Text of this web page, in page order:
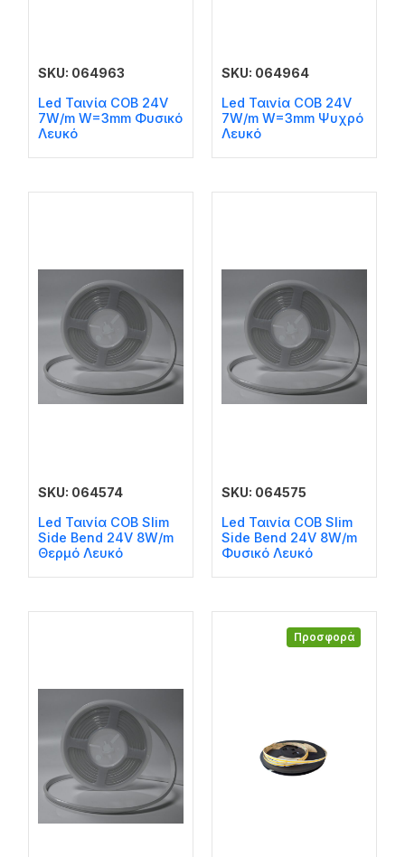
SKU: 064963
Led Ταινία COB 24V
7W/m W=3mm Φυσικό
Λευκό
SKU: 064964
Led Ταινία COB 24V
7W/m W=3mm Ψυχρό
Λευκό
SKU: 064574
Led Ταινία COB Slim
Side Bend 24V 8W/m
Θερμό Λευκό
SKU: 064575
Led Ταινία COB Slim
Side Bend 24V 8W/m
Φυσικό Λευκό
Προσφορά